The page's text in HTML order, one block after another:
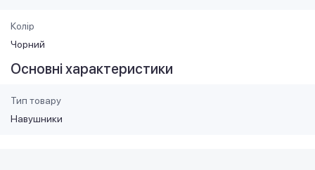
Колір
Чорний
Основні характеристики
Тип товару
Навушники